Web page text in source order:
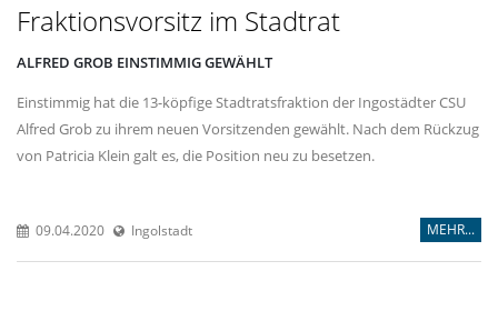
Fraktionsvorsitz im Stadtrat
ALFRED GROB EINSTIMMIG GEWÄHLT
Einstimmig hat die 13-köpfige Stadtratsfraktion der Ingostädter CSU
Alfred Grob zu ihrem neuen Vorsitzenden gewählt. Nach dem Rückzug
von Patricia Klein galt es, die Position neu zu besetzen.
09.04.2020 Ingolstadt MEHR...